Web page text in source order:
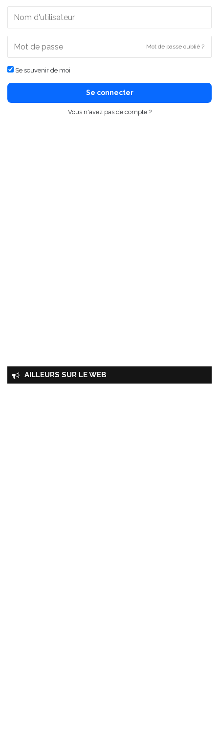
Mot de passe oublié ?
Se souvenir de moi
Se connecter
Vous n'avez pas de compte ?
AILLEURS SUR LE WEB